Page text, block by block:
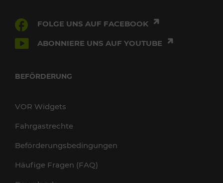
FOLGE UNS AUF FACEBOOK
ABONNIERE UNS AUF YOUTUBE
BEFÖRDERUNG
VOR Widgets
Fahrgastrechte
Beförderungsbedingungen
Häufige Fragen (FAQ)